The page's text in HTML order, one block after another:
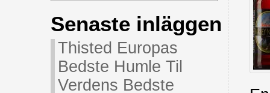
Senaste inläggen
Thisted Europas
Bedste Humle Til
Verdens Bedste